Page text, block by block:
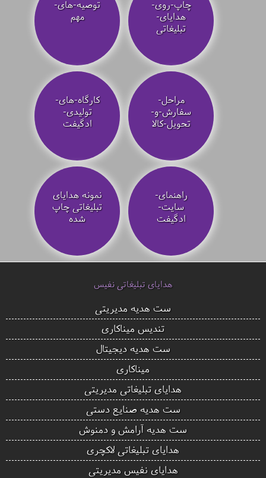
چاپ-روی-
هدایای-
تبلیغاتی
توصیه‌-های-
مهم
مراحل-
سفارش-و-
تحویل-کالا
کارگاه-های-
تولیدی-
ادگیفت
راهنمای-
سایت-
ادگیفت
نمونه هدایای
تبلیغاتی چاپ
شده
هدایای تبلیغاتی نفیس
ست هدیه مدیریتی
تندیس میناکاری
ست هدیه دیجیتال
میناکاری
هدایای تبلیغاتی مدیریتی
ست هدیه صنایع دستی
ست هدیه آرامش و دمنوش
هدایای تبلیغاتی لاکچری
هدایای نفیس مدیریتی